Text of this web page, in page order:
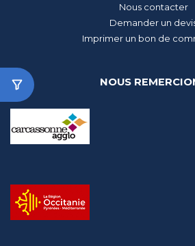
Nous contacter
Demander un
Imprimer un bon de
NOUS